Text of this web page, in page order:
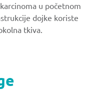
u početnom
dojke koriste
tkiva.